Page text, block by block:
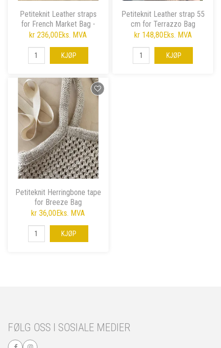
Petiteknit Leather straps
for French Market Bag -
Natural
kr 236,00Eks. MVA
KJØP
Petiteknit Leather strap 55
cm for Terrazzo Bag
kr 148,80Eks. MVA
KJØP
Petiteknit Herringbone tape
for Breeze Bag
kr 36,00Eks. MVA
KJØP
FØLG OSS I SOSIALE MEDIER